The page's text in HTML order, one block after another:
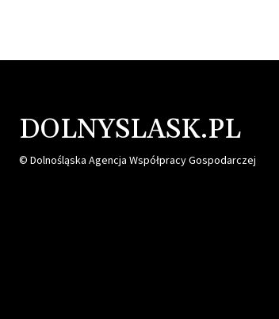
DOLNYSLASK.PL
© Dolnośląska Agencja Współpracy Gospodarczej